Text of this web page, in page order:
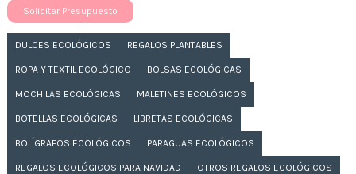
Solicitar Presupuesto
DULCES ECOLÓGICOS REGALOS PLANTABLES
ROPA Y TEXTIL ECOLÓGICO BOLSAS ECOLÓGICAS
MOCHILAS ECOLÓGICAS MALETINES ECOLÓGICOS
BOTELLAS ECOLÓGICAS LIBRETAS ECOLÓGICAS
BOLÍGRAFOS ECOLÓGICOS PARAGUAS ECOLÓGICOS
REGALOS ECOLÓGICOS PARA NAVIDAD OTROS REGALOS ECOLÓGICOS